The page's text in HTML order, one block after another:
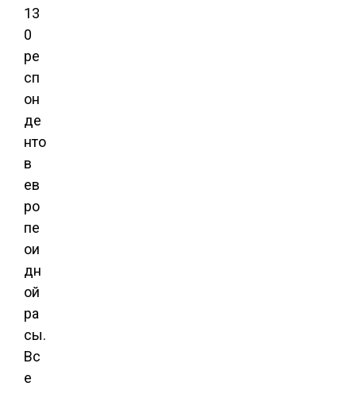
13
0
ре
сп
он
де
нто
в
ев
ро
пе
ои
дн
ой
ра
сы.
Вс
е